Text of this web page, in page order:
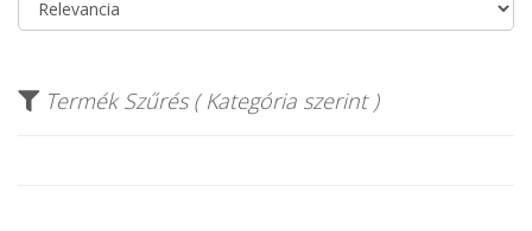
Termék Szűrés ( Kategória szerint )